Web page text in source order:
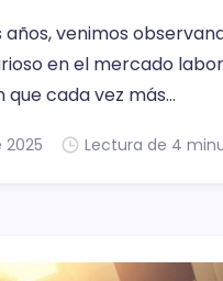
años, venimos
en el mercado
que cada vez más
más dinero ni tampoco
2025 Lectura de 4